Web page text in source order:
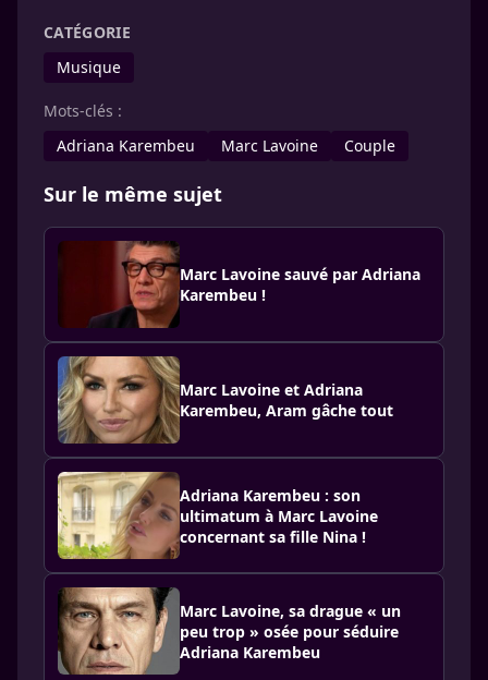
CATÉGORIE
Musique
Mots-clés :
Adriana Karembeu
Marc Lavoine Couple
Sur le même sujet
Marc Lavoine sauvé par Adriana
Karembeu !
Marc Lavoine et Adriana
Karembeu, Aram gâche tout
Adriana Karembeu : son
ultimatum à Marc Lavoine
concernant sa fille Nina !
Marc Lavoine, sa drague « un
peu trop » osée pour séduire
Adriana Karembeu